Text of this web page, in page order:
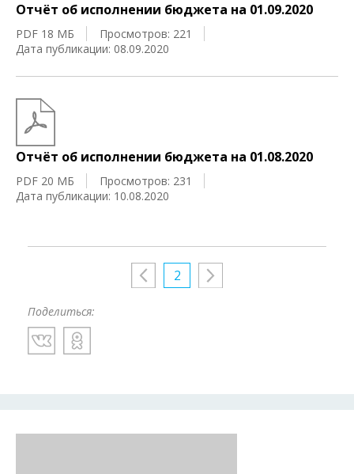
Отчёт об исполнении бюджета на 01.09.2020
PDF 18 МБ
Просмотров: 221
Дата публикации: 08.09.2020
Отчёт об исполнении бюджета на 01.08.2020
PDF 20 МБ
Просмотров: 231
Дата публикации: 10.08.2020
2
Поделиться: